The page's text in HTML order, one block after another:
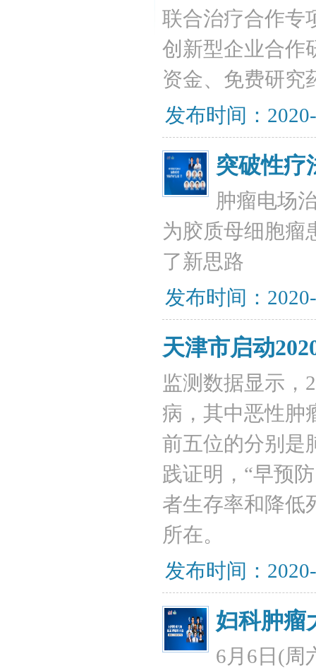
联合治疗合作专
创新型企业合作
资金、免费研究
发布时间：
突破性疗
肿瘤电场
为胶质母细胞瘤
了新思路
发布时间：
天津市启动
监测数据显示，
病，其中恶性肿
前五位的分别是
践证明，“早预
者生存率和降低
所在。
发布时间：
妇科肿瘤
6月6日(周